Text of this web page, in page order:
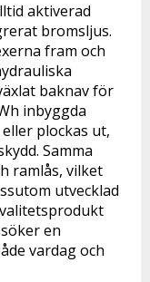
aktiverad
bromsljus.
fram och
baknav för
inbyggda
plockas ut,
Samma
ramlås, vilket
utvecklad
en
vardag och